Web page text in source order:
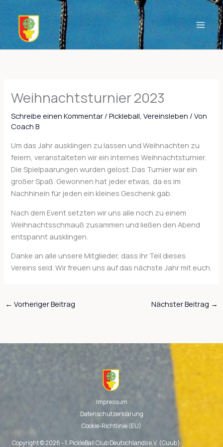
Zum
Inhalt
springen
Weihnachtsturnier 2023
Schreibe einen Kommentar /Pickleball,Vereinsleben / Von
Coach B
Um das Jahr ausklingen zu lassen und Weihnachten zu
feiern, veranstalteten wir ein internes Weihnachtsturnier.
Die Spielpaarungen wurden gelost. Das Turnier war ein
großer Spaß. Gewonnen hat jeder etwas, da es im
Nachhinein für jeden ein kleines Geschenk gab.
Nach dem Event setzten wir uns alle noch zu einem
Weihnachtsschmauß zusammen und ließen den Abend
entspannt ausklingen.
Danke an alle unsere Mitglieder, dass ihr Teil dieses
Vereins seid. Wir freuen uns auf das nächste Jahr mit euch.
← Vorheriger Beitrag Nächster Beitrag →
Impressum
Datenschutzerklärung
Cookie-Richtlinie (EU)
Copyright © 2026 - 1. PickleBall Club Deutschlands e.V. (Cuub)